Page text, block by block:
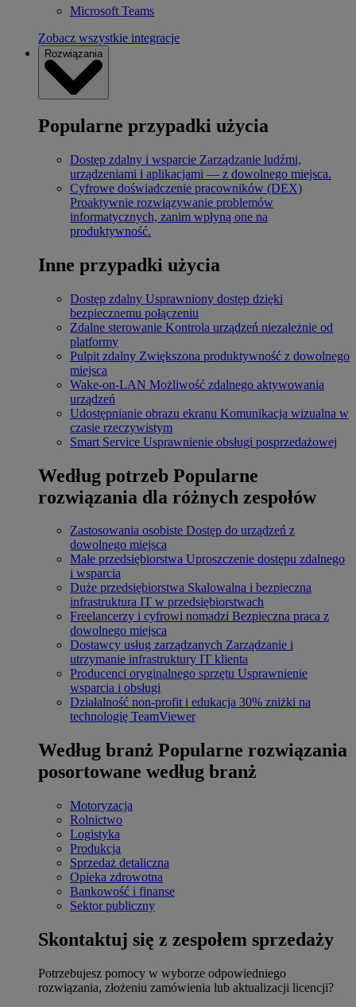
Microsoft Teams
Zobacz wszystkie integracje
Rozwiązania
Popularne przypadki użycia
Dostęp zdalny i wsparcie Zarządzanie ludźmi,
urządzeniami i aplikacjami — z dowolnego miejsca.
Cyfrowe doświadczenie pracowników (DEX)
Proaktywnie rozwiązywanie problemów
informatycznych, zanim wpłyną one na
produktywność.
Inne przypadki użycia
Dostęp zdalny Usprawniony dostęp dzięki
bezpiecznemu połączeniu
Zdalne sterowanie Kontrola urządzeń niezależnie od
platformy
Pulpit zdalny Zwiększona produktywność z dowolnego
miejsca
Wake-on-LAN Możliwość zdalnego aktywowania
urządzeń
Udostępnianie obrazu ekranu Komunikacja wizualna w
czasie rzeczywistym
Smart Service Usprawnienie obsługi posprzedażowej
Według potrzeb Popularne
rozwiązania dla różnych zespołów
Zastosowania osobiste Dostęp do urządzeń z
dowolnego miejsca
Małe przedsiębiorstwa Uproszczenie dostępu zdalnego
i wsparcia
Duże przedsiębiorstwa Skalowalna i bezpieczna
infrastruktura IT w przedsiębiorstwach
Freelancerzy i cyfrowi nomadzi Bezpieczna praca z
dowolnego miejsca
Dostawcy usług zarządzanych Zarządzanie i
utrzymanie infrastruktury IT klienta
Producenci oryginalnego sprzętu Usprawnienie
wsparcia i obsługi
Działalność non-profit i edukacja 30% zniżki na
technologię TeamViewer
Według branż Popularne rozwiązania
posortowane według branż
Motoryzacja
Rolnictwo
Logistyka
Produkcja
Sprzedaż detaliczna
Opieka zdrowotna
Bankowość i finanse
Sektor publiczny
Skontaktuj się z zespołem sprzedaży
Potrzebujesz pomocy w wyborze odpowiedniego
rozwiązania, złożeniu zamówienia lub aktualizacji licencji?